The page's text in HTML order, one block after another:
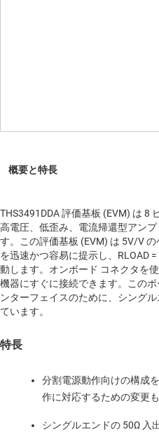
THS3491DDA 評価基板 (EVM) は 8
高電圧、低歪み、電流帰還型アン
す。この評価基板 (EVM) は 5V/V
を迅速かつ容易に提示し、RLOAD
動します。オンボード コネクタを
機器にすぐに接続できます。この
ンターフェイスのために、シング
ています。
特長
分割電源動作向けの構成
作に対応するための変更
シングルエンドの 50Ω 入